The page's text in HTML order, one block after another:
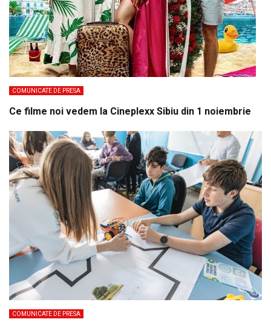
COMUNICATE DE PRESA
Ce filme noi vedem la Cineplexx Sibiu din 1 noiembrie
COMUNICATE DE PRESA